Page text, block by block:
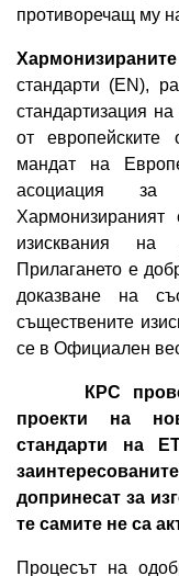
противоречащ му
стандарти (EN),
стандартизация
от европейските
мандат на
асоциация за
Хармонизираният
изисквания на
Прилагането е
доказване на
съществените
се в Официален
КРС
проекти на
стандарти на
допринесат за
те самите не са
Процесът на